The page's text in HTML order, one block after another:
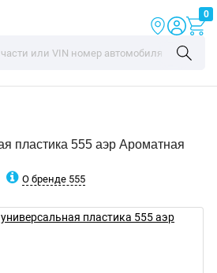
0
пластика 555 аэр Ароматная
О бренде 555